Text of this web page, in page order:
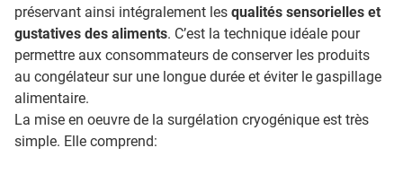
préservant ainsi intégralement les qualités sensorielles et
gustatives des aliments. C’est la technique idéale pour
permettre aux consommateurs de conserver les produits
au congélateur sur une longue durée et éviter le gaspillage
alimentaire.
La mise en oeuvre de la surgélation cryogénique est très
simple. Elle comprend: